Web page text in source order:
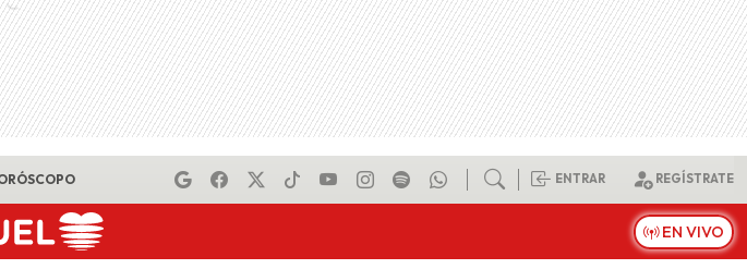
ENTRAR REGÍSTRATE
EN VIVO